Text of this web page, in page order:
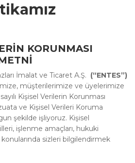
KORUNMASI
İmalat ve Ticaret A.Ş. (“ENTES”)
müşterilerimize ve üyelerimize
Kişisel Verilerin Korunması
ve Kişisel Verileri Koruma
şekilde işliyoruz. Kişisel
işlenme amaçları, hukuki
konularında sizleri bilgilendirmek